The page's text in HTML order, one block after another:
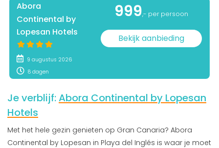
Abora
Continental by
Lopesan Hotels
9 augustus 2026
8 dagen
999,- per persoon
Bekijk aanbieding
Je verblijf:Abora Continental by Lopesan
Hotels
Met het hele gezin genieten op Gran Canaria? Abora
Continental by Lopesan in Playa del Inglés is waar je moet